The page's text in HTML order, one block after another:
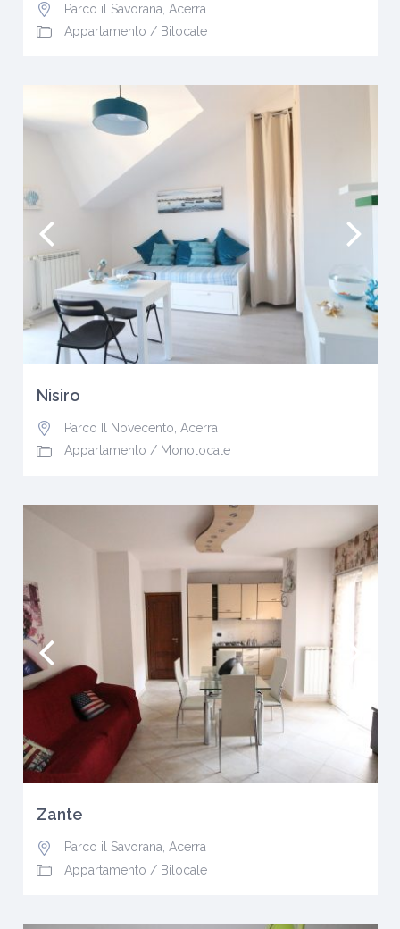
Parco il Savorana Acerra
Appartamento / Bilocale
Nisiro
Parco Il Novecento Acerra
Appartamento / Monolocale
Zante
Parco il Savorana, Acerra
Appartamento / Bilocale